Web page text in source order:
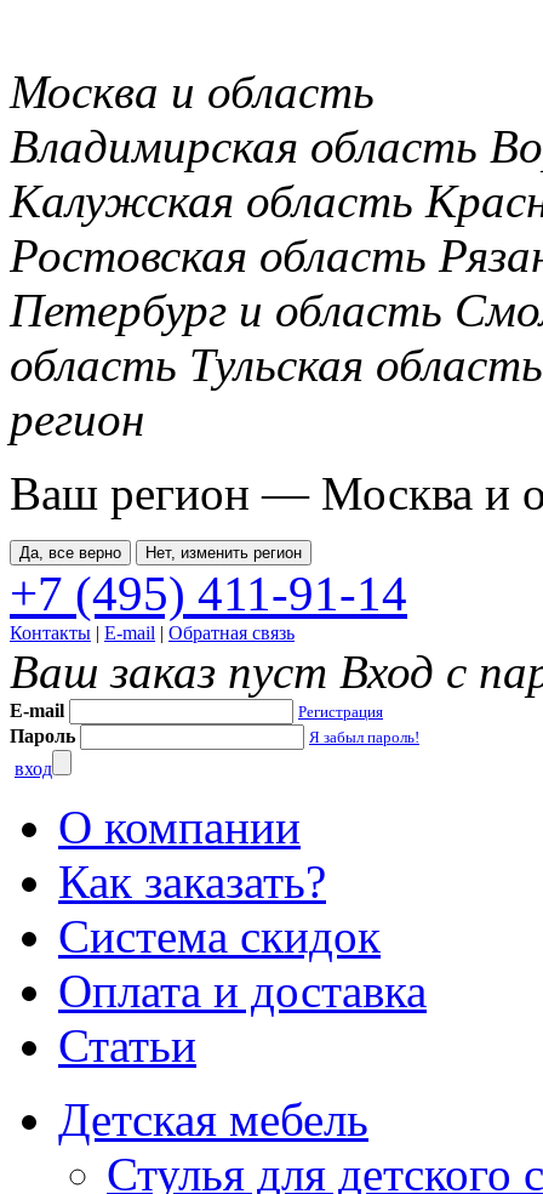
Москва и область
Владимирская область
Калужская область
Ростовская область
Петербург и область
область Тульская область
регион
Ваш регион — Москва и
Да, все верно Нет, изменить регион
+7 (495) 411-91-14
Контакты | E-mail | Обратная связь
Ваш заказ пуст Вход с
E-mail Регистрация
Пароль Я забыл пароль!
вход
О компании
Как заказать?
Система скидок
Оплата и доставка
Статьи
Детская мебель
Стулья для детского